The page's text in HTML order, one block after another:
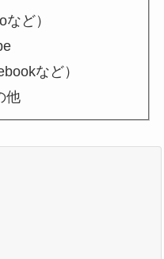
ど）
など）
他